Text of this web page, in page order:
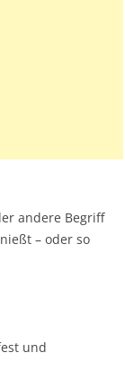
andere Begriff
– oder so
und